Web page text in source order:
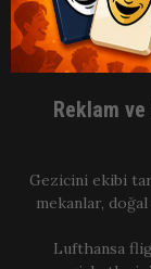
Reklam
Gezicini ekibi
mekanlar,
Lufthansa